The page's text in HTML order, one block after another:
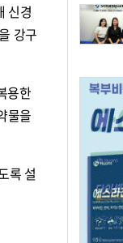
신경
강구
용한
물을
록 설